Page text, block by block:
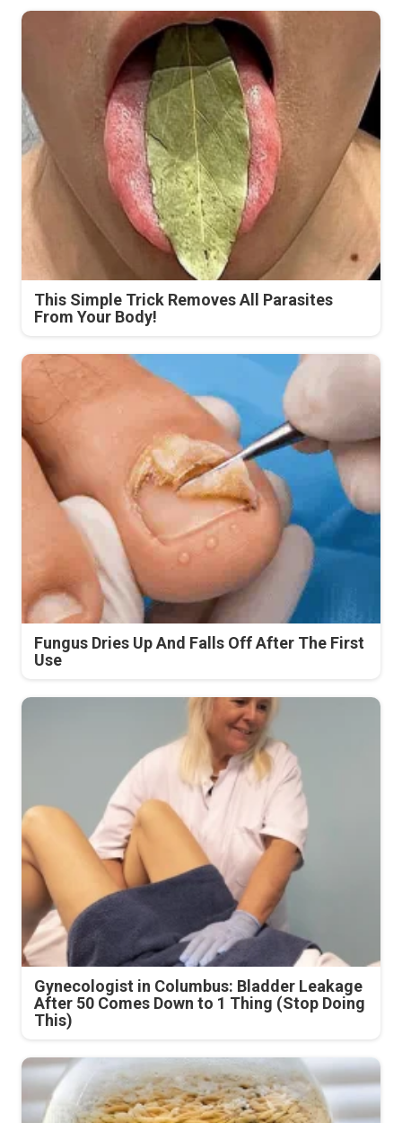
This Simple Trick Removes All Parasites
From Your Body!
Fungus Dries Up And Falls Off After The First
Use
Gynecologist in Columbus: Bladder Leakage
After 50 Comes Down to 1 Thing (Stop Doing
This)